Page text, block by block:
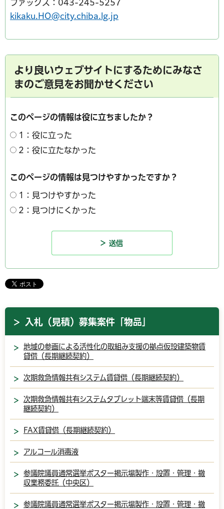
ファックス：043-245-5257
kikaku.HO@city.chiba.lg.jp
より良いウェブサイトにするためにみなさ
まのご意見をお聞かせください
このページの情報は役に立ちましたか？
1：役に立った
2：役に立たなかった
このページの情報は見つけやすかったですか？
1：見つけやすかった
2：見つけにくかった
入札（見積）募集案件「物品」
地域の参画による活性化の取組み支援の拠点仮設建築物賃
貸借（長期継続契約）
次期救急情報共有システム賃貸借（長期継続契約）
次期救急情報共有システムタブレット端末等賃貸借（長期
継続契約）
FAX賃貸借（長期継続契約）
アルコール消毒液
参議院議員通常選挙ポスター掲示場製作・設置・管理・撤
収業務委託（中央区）
参議院議員通常選挙ポスター掲示場製作・設置・管理・撤